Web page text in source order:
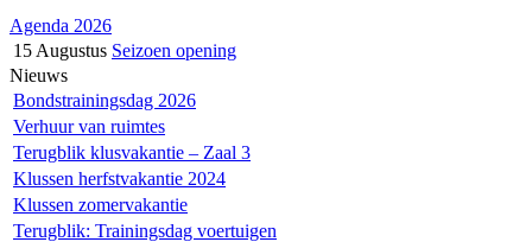
Agenda 2026
15 Augustus Seizoen opening
Nieuws
Bondstrainingsdag 2026
Verhuur van ruimtes
Terugblik klusvakantie – Zaal 3
Klussen herfstvakantie 2024
Klussen zomervakantie
Terugblik: Trainingsdag voertuigen